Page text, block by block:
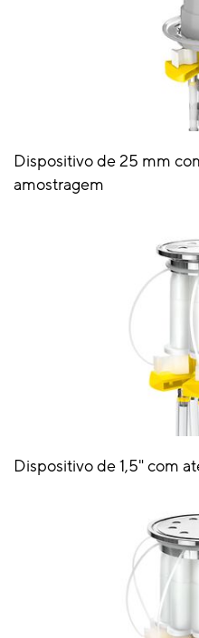
Dispositivo de 25 mm
amostragem
Dispositivo de 1,5" com